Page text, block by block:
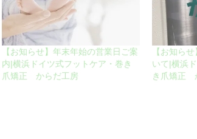
【お知らせ】年末年始の営業日ご案
内|横浜ドイツ式フットケア・巻き
爪矯正 からだ工房
【お知ら
いて|横浜
き爪矯正